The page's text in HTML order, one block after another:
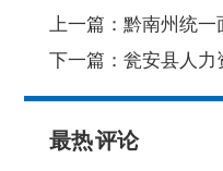
上一篇： 黔南州统一面向社
下一篇： 瓮安县人力资源和社会
最热评论